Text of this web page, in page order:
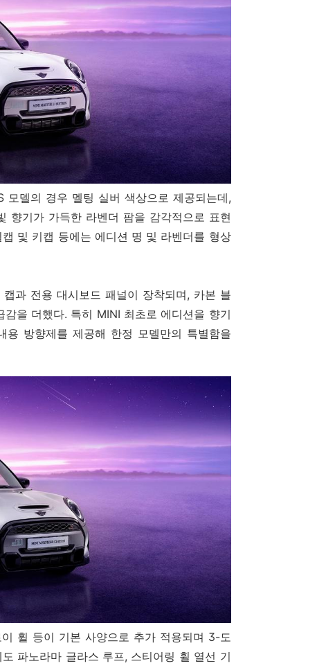
델의 경우 멜팅 실버 색상으로 제공되는데,
향기가 가득한 라벤더 팜을 감각적으로 표현
및 키캡 등에는 에디션 명 및 라벤더를 형상
과 전용 대시보드 패널이 장착되며, 카본 블
을 더했다. 특히 MINI 최초로 에디션을 향기
용 방향제를 제공해 한정 모델만의 특별함을
휠 등이 기본 사양으로 추가 적용되며 3-도
파노라마 글라스 루프, 스티어링 휠 열선 기